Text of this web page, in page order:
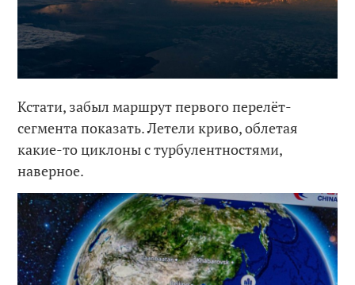
Кстати, забыл маршрут первого перелёт-
сегмента показать. Летели криво, облетая
какие-то циклоны с турбулентностями,
наверное.